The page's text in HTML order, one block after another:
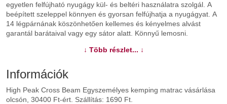
egyetlen felfújható nyugágy kül- és beltéri használatra szolgál. A
beépített szeleppel könnyen és gyorsan felfújhatja a nyugágyat. A
14 légpárnának köszönhetően kellemes és kényelmes alvást
garantál barátaival vagy egy sátor alatt. Könnyű lemosni.
↓ Több részlet... ↓
Információk
High Peak Cross Beam Egyszemélyes kemping matrac vásárlása
olcsón, 30400 Ft-ért. Szállítás: 1690 Ft.